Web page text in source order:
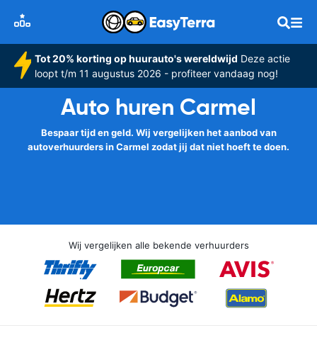
Tot 20% korting op huurauto's wereldwijd Deze actie
loopt t/m 11 augustus 2026 - profiteer vandaag nog!
Auto huren Carmel
Bespaar tijd en geld. Wij vergelijken het aanbod van
autoverhuurders in Carmel zodat jij dat niet hoeft te doen.
Wij vergelijken alle bekende verhuurders